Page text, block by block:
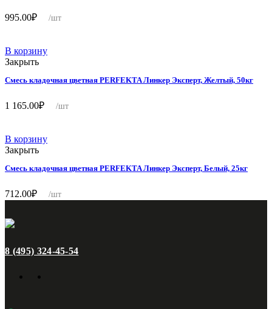
995.00₽ /шт
В корзину
Закрыть
Смесь кладочная цветная PERFEKTA Линкер Эксперт, Желтый, 50кг
1 165.00₽ /шт
В корзину
Закрыть
Смесь кладочная цветная PERFEKTA Линкер Эксперт, Белый, 25кг
712.00₽ /шт
8 (495) 324-45-54